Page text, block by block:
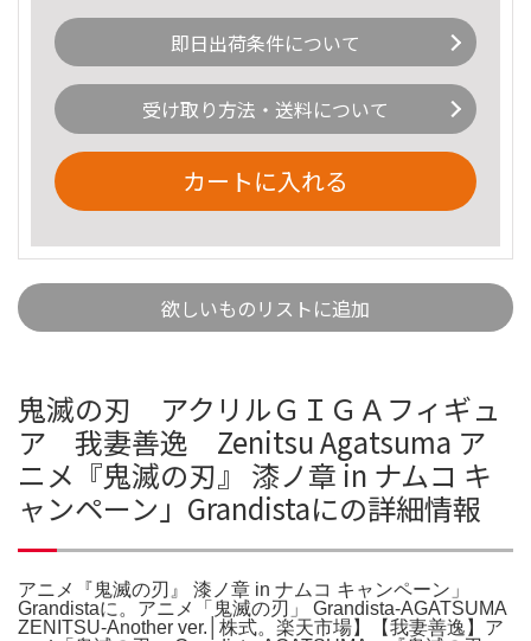
即日出荷条件について
受け取り方法・送料について
カートに入れる
欲しいものリストに追加
鬼滅の刃 アクリルＧＩＧＡフィギュ
ア 我妻善逸 Zenitsu Agatsuma ア
ニメ『鬼滅の刃』 漆ノ章 in ナムコ キ
ャンペーン」Grandistaにの詳細情報
アニメ『鬼滅の刃』 漆ノ章 in ナムコ キャンペーン」
Grandistaに。アニメ「鬼滅の刃」 Grandista-AGATSUMA
ZENITSU-Another ver.│株式。楽天市場】【我妻善逸】ア